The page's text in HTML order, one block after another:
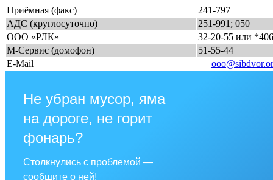
Приёмная (факс)
241-797
АДС (круглосуточно)
251-991; 050
ООО «РЛК»
32-20-55 или *406
М-Сервис (домофон)
51-55-44
E-Mail
Не убран мусор, яма
на дороге, не горит
фонарь?
Столкнулись с проблемой —
сообщите о ней!